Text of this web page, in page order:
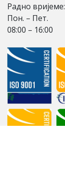
Радно вријеме:
Пон. – Пет.
08:00 – 16:00